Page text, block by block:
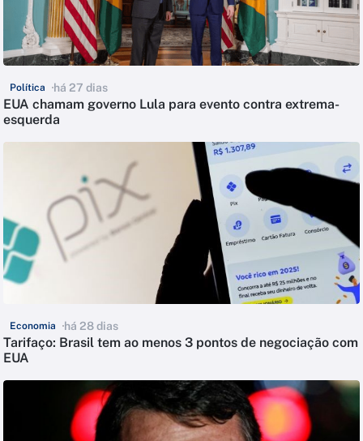
Política há 27 dias
EUA chamam governo Lula para evento contra extrema-
esquerda
Economia há 28 dias
Tarifaço: Brasil tem ao menos 3 pontos de negociação com
EUA